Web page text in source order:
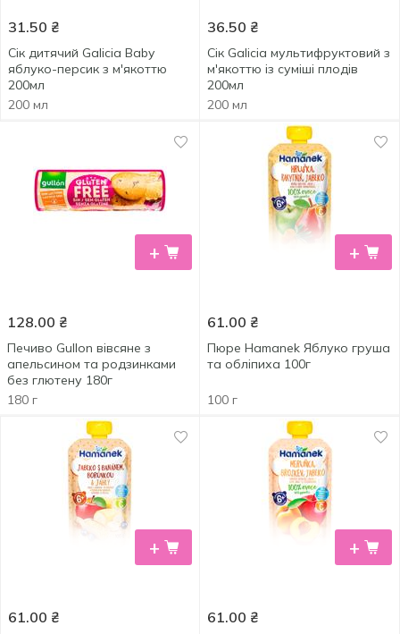
31.50 ₴
Сік дитячий Galicia Baby
яблуко-персик з м'якоттю
200мл
200 мл
36.50 ₴
Сік Galicia мультифруктовий з
м'якоттю із суміші плодів
200мл
200 мл
+
128.00 ₴
Печиво Gullon вівсяне з
апельсином та родзинками
без глютену 180г
180 г
+
61.00 ₴
Пюре Hamanek Яблуко груша
та обліпиха 100г
100 г
+
61.00 ₴
+
61.00 ₴